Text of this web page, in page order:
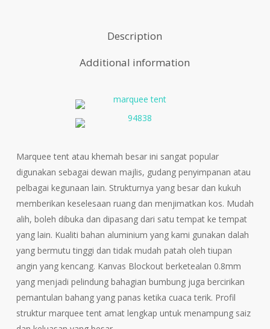
Description
Additional information
Marquee tent atau khemah besar ini sangat popular
digunakan sebagai dewan majlis, gudang penyimpanan atau
pelbagai kegunaan lain. Strukturnya yang besar dan kukuh
memberikan keselesaan ruang dan menjimatkan kos. Mudah
alih, boleh dibuka dan dipasang dari satu tempat ke tempat
yang lain. Kualiti bahan aluminium yang kami gunakan dalah
yang bermutu tinggi dan tidak mudah patah oleh tiupan
angin yang kencang. Kanvas Blockout berketealan 0.8mm
yang menjadi pelindung bahagian bumbung juga bercirikan
pemantulan bahang yang panas ketika cuaca terik. Profil
struktur marquee tent amat lengkap untuk menampung saiz